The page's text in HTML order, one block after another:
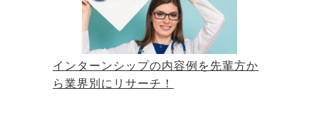
インターンシップの内容例を先輩方か
ら業界別にリサーチ！